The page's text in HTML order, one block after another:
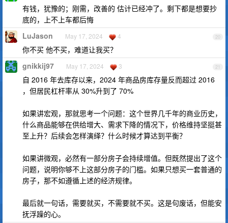
有钱，犹豫的；刚需，改善的 估计已经冲了。剩下都是想要抄
底的，上不上车都后悔
20
LuJason May 17, 2024 4
你不买 他不买，难道让我买？
21
gnikkij97 May 17, 2024 3
自 2016 年去库存以来，2024 年商品房库存量反而超过 2016
，但居民杠杆率从 30%升到了 70%
如果讲宏观，那就思考一个问题：这个世界几千年的商业历史，
什么商品能够在供给增大、需求下降的情况下，价格维持坚挺甚
至上升？后续会怎样演绎？什么时候才算达到平衡？
如果讲微观，必然有一部分房子会持续增值。但既然提出了这个
问题，说明你够不上这部分房子的门槛。如果只想买一套普通的
房子，那不如遵循上述的经济规律。
最后就一句话，需要就买，不需要就不买。这是句废话，但能安
抚浮躁的心。